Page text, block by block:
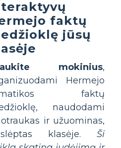
faktų
jūsų
mokinius,
Hermejo
faktų
naudodami
ir užuominas,
klasėje. Ši